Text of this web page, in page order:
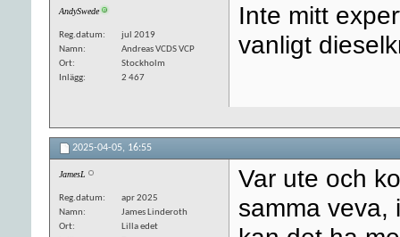
AndySwede
Reg.datum
jul 2019
Namn
Andreas VCDS VCP
Ort
Stockholm
Inlägg
2 467
Inte mitt
vanligt
2025-04-05, 16:55
JamesL
Reg.datum
apr 2025
Namn
James Linderoth
Ort
Lilla edet
Var ute och
samma veva,